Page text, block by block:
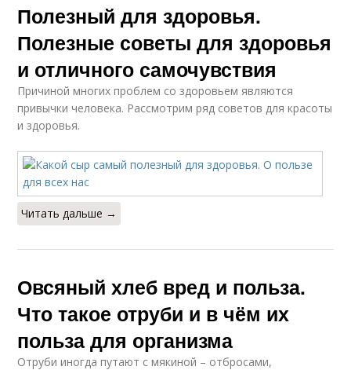
Полезный для здоровья.
Полезные советы для здоровья
и отличного самочувствия
Причиной многих проблем со здоровьем являются
привычки человека. Рассмотрим ряд советов для красоты
и здоровья.
Читать дальше →
Овсяный хлеб вред и польза.
Что такое отруби и в чём их
польза для организма
Отруби иногда путают с мякиной – отбросами,